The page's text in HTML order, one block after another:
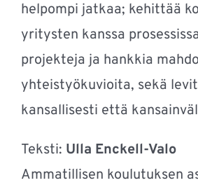
helpompi jatkaa; kehittää
yritysten kanssa
projekteja ja hankkia
yhteistyökuvioita, sekä
kansallisesti että
Teksti: Ulla Enckell-Valo
Ammatillisen koulutuksen